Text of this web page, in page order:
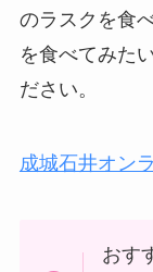
のラスクを食
を食べてみた
ださい。
成城石井オン
おす